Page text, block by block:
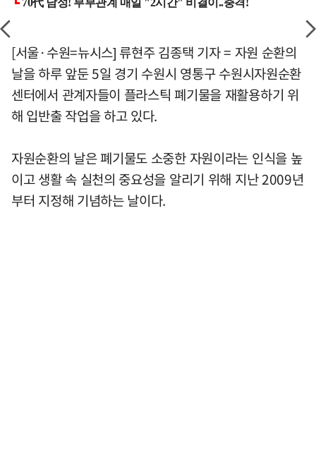
[서울·수원=뉴시스] 류현주 김종택 기자 = 자원 순환의
날을 하루 앞둔 5일 경기 수원시 영통구 수원시자원순환
센터에서 관계자들이 플라스틱 폐기물을 재활용하기 위
해 입반출 작업을 하고 있다.
자원순환의 날은 폐기물도 소중한 자원이라는 인식을 높
이고 생활 속 실천의 중요성을 알리기 위해 지난 2009년
부터 지정해 기념하는 날이다.